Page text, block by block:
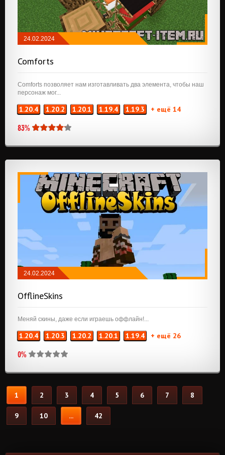
24.02.2024
ОРУЖИЕ И ИНСТРУМЕНТЫ
Comforts
Comforts позволяет нам изготавливать два элемента, чтобы наш
персонаж мог...
1.20.4 1.20.2 1.20.1 1.19.4 1.19.3 + ещё 14
83%
24.02.2024
OfflineSkins
Меняй скины, даже если играешь оффлайн!...
1.20.4 1.20.3 1.20.2 1.20.1 1.19.4 + ещё 26
0%
1 2 3 4 5 6 7 8
9 10 ... 42